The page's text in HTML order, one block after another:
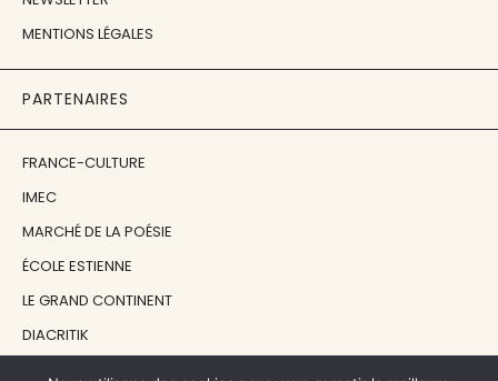
MENTIONS LÉGALES
PARTENAIRES
FRANCE-CULTURE
IMEC
MARCHÉ DE LA POÉSIE
ÉCOLE ESTIENNE
LE GRAND CONTINENT
DIACRITIK